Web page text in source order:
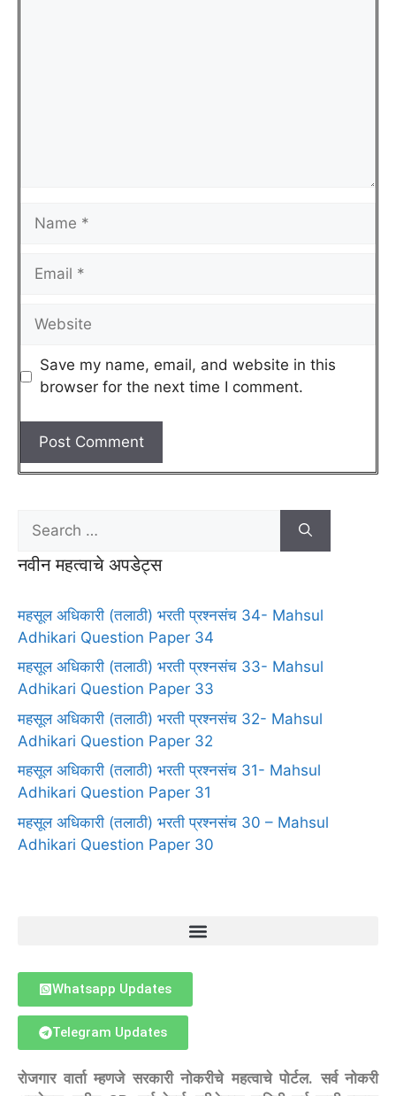
Save my name, email, and website in this
browser for the next time I comment.
नवीन महत्वाचे अपडेट्स
महसूल अधिकारी (तलाठी) भरती प्रश्नसंच 34- Mahsul
Adhikari Question Paper 34
महसूल अधिकारी (तलाठी) भरती प्रश्नसंच 33- Mahsul
Adhikari Question Paper 33
महसूल अधिकारी (तलाठी) भरती प्रश्नसंच 32- Mahsul
Adhikari Question Paper 32
महसूल अधिकारी (तलाठी) भरती प्रश्नसंच 31- Mahsul
Adhikari Question Paper 31
महसूल अधिकारी (तलाठी) भरती प्रश्नसंच 30 – Mahsul
Adhikari Question Paper 30
Whatsapp Updates
Telegram Updates
रोजगार वार्ता म्हणजे सरकारी नोकरीचे महत्वाचे पोर्टल. सर्व नोकरी